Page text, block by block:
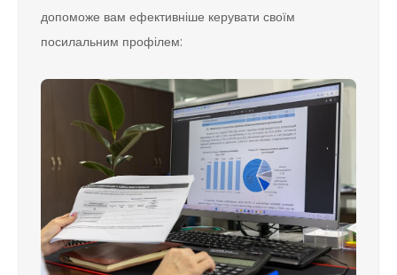
допоможе вам ефективніше керувати своїм
посилальним профілем: